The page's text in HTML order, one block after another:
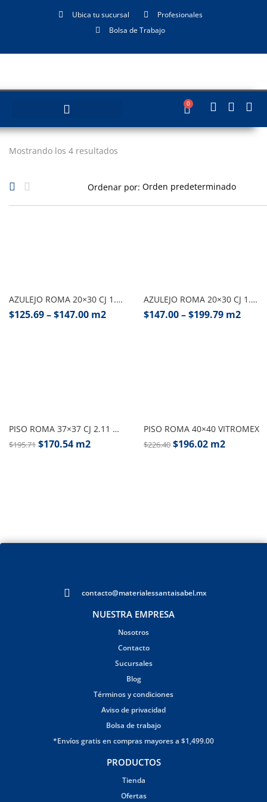
Ubica tu sucursal
Profesionales
Bolsa de Trabajo
0
Mostrando los 4 resultados
Ordenar por:
AZULEJO ROMA 20×30 CJ 1.52 M2 VITROMEX
$125.69–$147.00 m2
AZULEJO ROMA 20×30 CJ 1.82 M2 VITROMEX
$147.00–$199.79 m2
PISO ROMA 37×37 CJ 2.11 M2, VITROMEX
$195.71 $170.54 m2
PISO ROMA 40×40 VITROMEX
$226.40 $196.02 m2
contacto@materialessantaisabel.mx
NUESTRA EMPRESA
Nosotros
Contacto
Sucursales
Blog
Términos y condiciones
Aviso de privacidad
Bolsa de trabajo
*Envíos gratis en compras mayores a $1,499.00
PRODUCTOS
Tienda
Ofertas